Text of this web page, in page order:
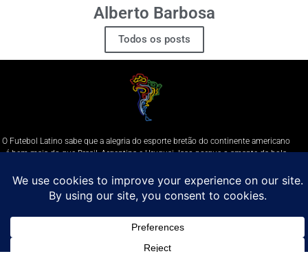
Alberto Barbosa
Todos os posts
O Futebol Latino sabe que a alegria do esporte bretão do continente americano
é bem mais do que Brasil, Argentina e Uruguai. Isso porque o amante da bola
Peruano, com a mesma seriedade e com a mesma paixão.Leia Mais
Entre em contato conosco: comercial@futebolatino.com.br